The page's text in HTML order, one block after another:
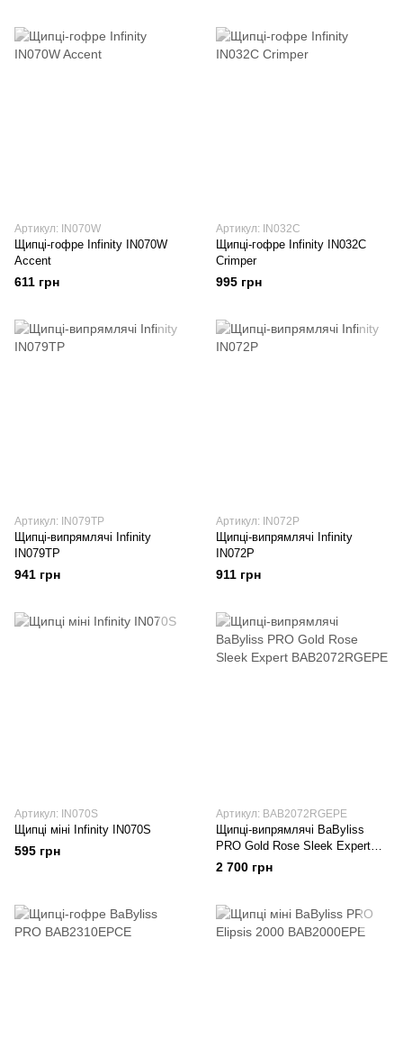
Артикул: IN070W
Щипці-гофре Infinity IN070W
Accent
611 грн
Артикул: IN032C
Щипці-гофре Infinity IN032C
Crimper
995 грн
Артикул: IN079TP
Щипці-випрямлячі Infinity
IN079TP
941 грн
Артикул: IN072P
Щипці-випрямлячі Infinity
IN072P
911 грн
Артикул: IN070S
Щипці міні Infinity IN070S
595 грн
Артикул: BAB2072RGEPE
Щипці-випрямлячі BaByliss
PRO Gold Rose Sleek Expert
BAB2072RGEPE
2 700 грн